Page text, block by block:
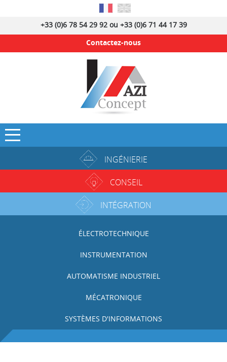
+33 (0)6 78 54 29 92 ou +33 (0)6 71 44 17 39
Contactez-nous
INGÉNIERIE
CONSEIL
INTÉGRATION
ÉLECTROTECHNIQUE
INSTRUMENTATION
AUTOMATISME INDUSTRIEL
MÉCATRONIQUE
SYSTÈMES D'INFORMATIONS